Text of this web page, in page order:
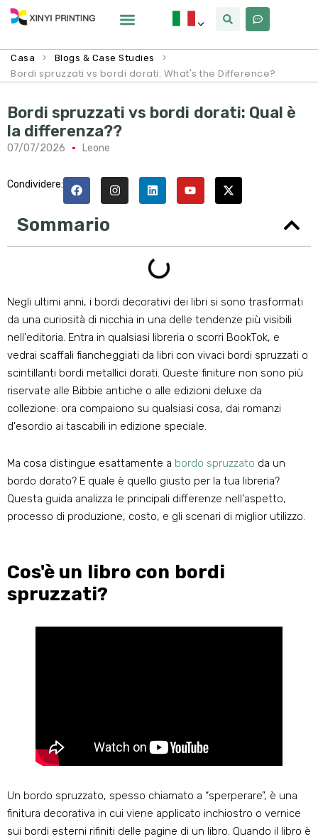
Casa > Blogs & Case Studies
>
Bordi spruzzati vs bordi dorati: What's the Difference?
Bordi spruzzati vs bordi dorati: Qual è
la differenza??
07/07/2026 Leone
Condividere:
Sommario
Negli ultimi anni, i bordi decorativi dei libri si sono trasformati
da una curiosità di nicchia in una delle tendenze più visibili
nell'editoria. Entra in qualsiasi libreria o scorri BookTok, e
vedrai scaffali fiancheggiati da libri con vivaci bordi spruzzati o
scintillanti bordi metallici dorati. Queste finiture non sono più
riservate alle Bibbie antiche o alle edizioni deluxe da
collezione: ora compaiono su qualsiasi cosa, dai romanzi
d'esordio ai tascabili in edizione speciale.
Ma cosa distingue esattamente a bordo spruzzato da un
bordo dorato? E quale è quello giusto per la tua libreria?
Questa guida analizza le principali differenze nell'aspetto,
processo di produzione, costo, e gli scenari di miglior utilizzo.
Cos'è un libro con bordi
spruzzati?
Un bordo spruzzato, spesso chiamato a “sperperare”, è una
finitura decorativa in cui viene applicato inchiostro o vernice
sui bordi esterni rifiniti delle pagine di un libro. Quando il libro è